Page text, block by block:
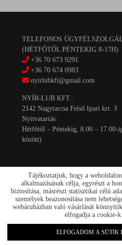
TELEFONOS
(HÉTFŐTŐL PÉNTEKIG 8-17H)
+36 70 673 9291
+36 70 674 0983
nyirlubkft@gmail.com
NYÍR-LUB KFT.:
2142 Nagytarcsa Felső Ipari krt. 3
Nyitvatartás:
Hétfőtől – Péntekig, 8.00 – 17.00-
között)
Kapcsolat
Akciók
Rólunk
Tájékoztatjuk, hogy a
alkalmazásának célja, egyrészt a
biztosítása, másrészt statisztikai célú
személyek beazonosítása nem
webáruházban való vásárlását
elfogadja a cookie-k
ELFOGADOM A SÜTIK